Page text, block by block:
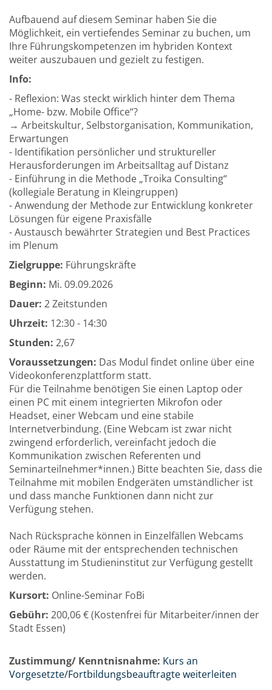
Aufbauend auf diesem Seminar haben Sie die
Möglichkeit, ein vertiefendes Seminar zu buchen, um
Ihre Führungskompetenzen im hybriden Kontext
weiter auszubauen und gezielt zu festigen.
Info:
- Reflexion: Was steckt wirklich hinter dem Thema
„Home- bzw. Mobile Office“?
→ Arbeitskultur, Selbstorganisation, Kommunikation,
Erwartungen
- Identifikation persönlicher und struktureller
Herausforderungen im Arbeitsalltag auf Distanz
- Einführung in die Methode „Troika Consulting“
(kollegiale Beratung in Kleingruppen)
- Anwendung der Methode zur Entwicklung konkreter
Lösungen für eigene Praxisfälle
- Austausch bewährter Strategien und Best Practices
im Plenum
Zielgruppe: Führungskräfte
Beginn: Mi. 09.09.2026
Dauer: 2 Zeitstunden
Uhrzeit: 12:30 - 14:30
Stunden: 2,67
Voraussetzungen: Das Modul findet online über eine
Videokonferenzplattform statt.
Für die Teilnahme benötigen Sie einen Laptop oder
einen PC mit einem integrierten Mikrofon oder
Headset, einer Webcam und eine stabile
Internetverbindung. (Eine Webcam ist zwar nicht
zwingend erforderlich, vereinfacht jedoch die
Kommunikation zwischen Referenten und
Seminarteilnehmer*innen.) Bitte beachten Sie, dass die
Teilnahme mit mobilen Endgeräten umständlicher ist
und dass manche Funktionen dann nicht zur
Verfügung stehen.
Nach Rücksprache können in Einzelfällen Webcams
oder Räume mit der entsprechenden technischen
Ausstattung im Studieninstitut zur Verfügung gestellt
werden.
Kursort: Online-Seminar FoBi
Gebühr: 200,06 € (Kostenfrei für Mitarbeiter/innen der
Stadt Essen)
Zustimmung/ Kenntnisnahme: Kurs an
Vorgesetzte/Fortbildungsbeauftragte weiterleiten